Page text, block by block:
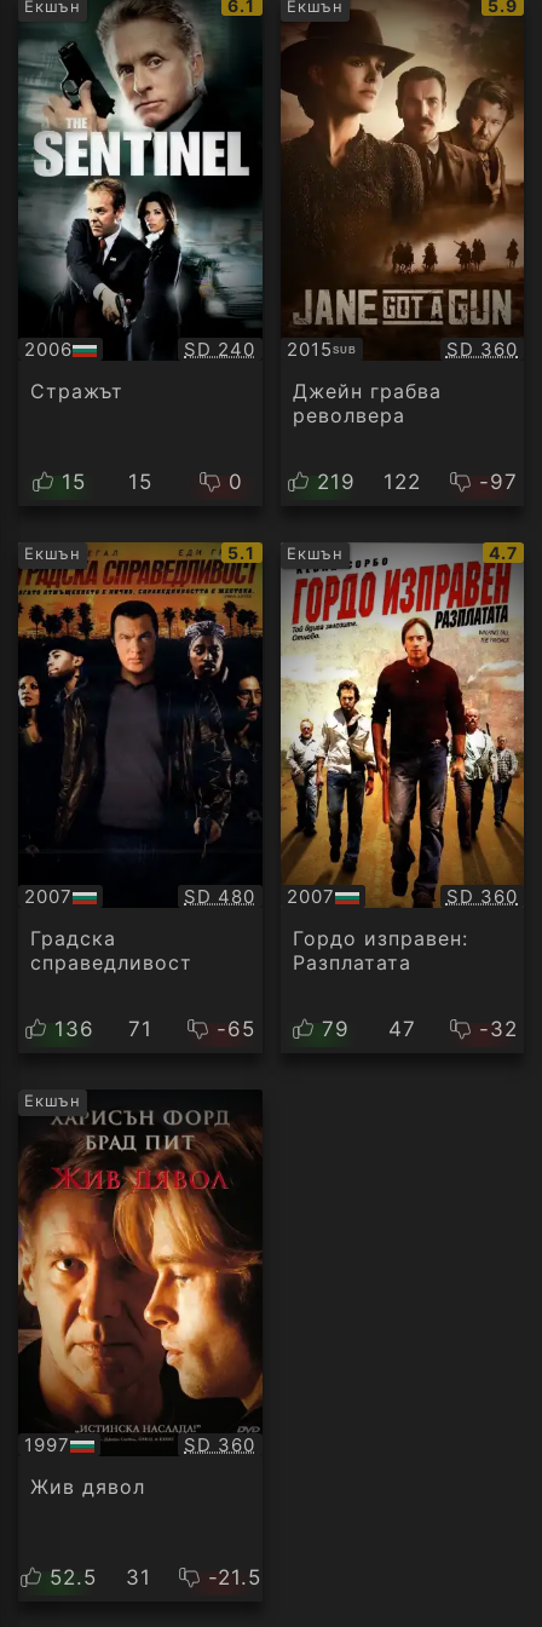
Екшън
рейтинг:
6.1
2006
БГ
аудио
Качество:
SD 240
Стражът
15 15 0
Екшън 5.9
2015SUB
Субтитри SD 360
Джейн грабва
револвера
219 122 -97
Екшън
IMDb
рейтинг:
5.1
2007
БГ
аудио
Качество:
SD 480
Градска
справедливост
136 71 -65
Екшън
IMDb
4.7
2007
БГ
аудио
SD 360
Гордо изправен:
Разплатата
79 47 -32
Екшън
1997
БГ
аудио
Качество:
SD 360
Жив дявол
52.5 31 -21.5